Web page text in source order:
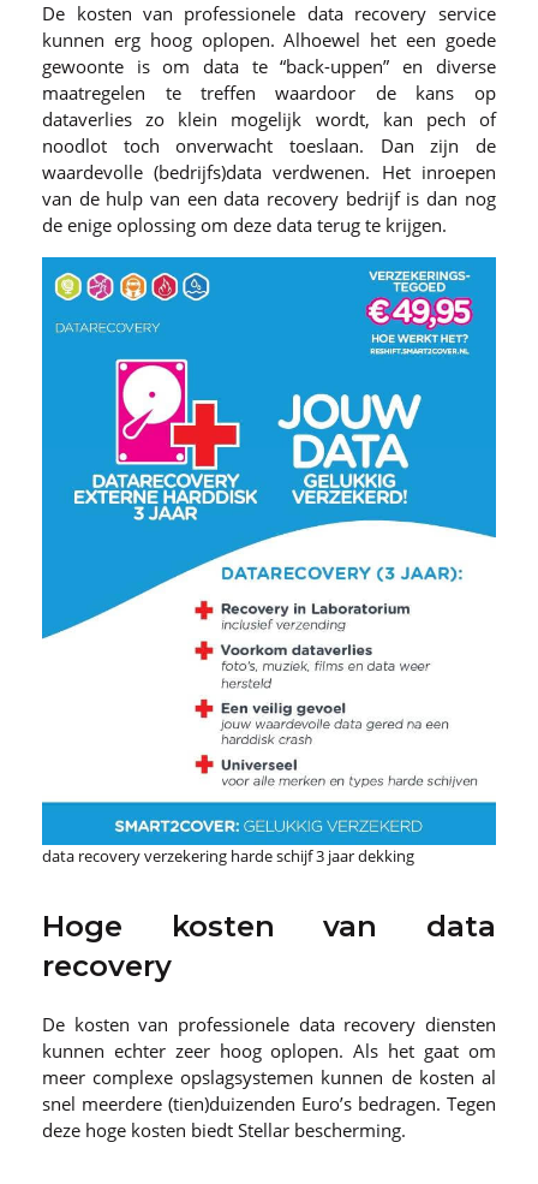
De kosten van professionele data recovery service
kunnen erg hoog oplopen. Alhoewel het een goede
gewoonte is om data te “back-uppen” en diverse
maatregelen te treffen waardoor de kans op
dataverlies zo klein mogelijk wordt, kan pech of
noodlot toch onverwacht toeslaan. Dan zijn de
waardevolle (bedrijfs)data verdwenen. Het inroepen
van de hulp van een data recovery bedrijf is dan nog
de enige oplossing om deze data terug te krijgen.
data recovery verzekering harde schijf 3 jaar dekking
Hoge kosten van data
recovery
De kosten van professionele data recovery diensten
kunnen echter zeer hoog oplopen. Als het gaat om
meer complexe opslagsystemen kunnen de kosten al
snel meerdere (tien)duizenden Euro’s bedragen. Tegen
deze hoge kosten biedt Stellar bescherming.